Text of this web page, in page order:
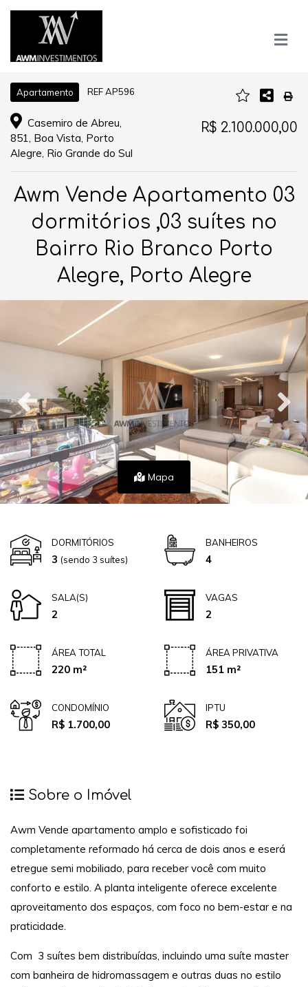
Apartamento REF AP596
Casemiro de Abreu,
851, Boa Vista, Porto
Alegre, Rio Grande do Sul
R$ 2.100.000,00
Awm Vende Apartamento 03
dormitórios ,03 suítes no
Bairro Rio Branco Porto
Alegre, Porto Alegre
Mapa
DORMITÓRIOS
3 (sendo 3 suítes)
BANHEIROS
4
SALA(S)
2
VAGAS
2
ÁREA TOTAL
220 m²
ÁREA PRIVATIVA
151 m²
CONDOMÍNIO
R$ 1.700,00
IPTU
R$ 350,00
Sobre o Imóvel
Awm Vende apartamento amplo e sofisticado foi
completamente reformado há cerca de dois anos e eserá
etregue semi mobiliado, para receber você com muito
conforto e estilo. A planta inteligente oferece excelente
aproveitamento dos espaços, com foco no bem-estar e na
praticidade.
Com 3 suítes bem distribuídas, incluindo uma suíte master
com banheira de hidromassagem e outras duas no estilo